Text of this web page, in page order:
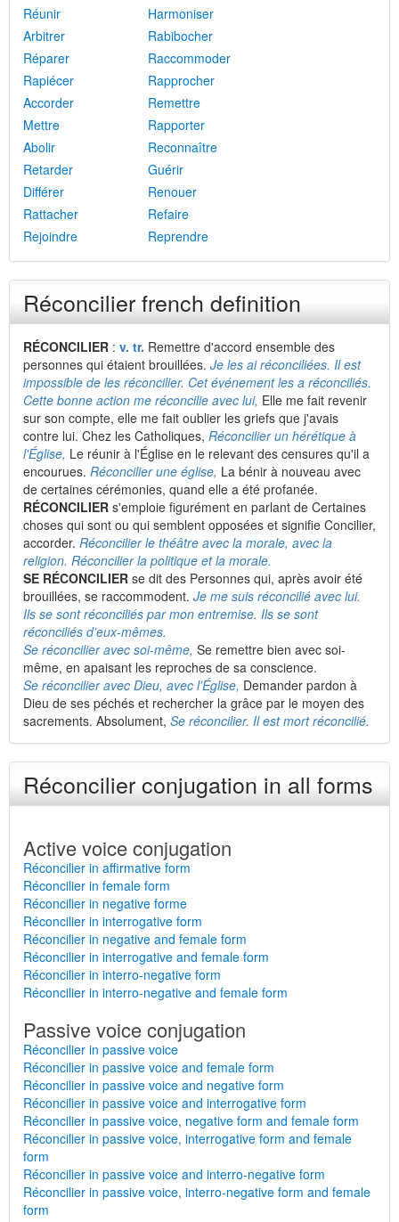
Réunir
Harmoniser
Arbitrer
Rabibocher
Réparer
Raccommoder
Rapiécer
Rapprocher
Accorder
Remettre
Mettre
Rapporter
Abolir
Reconnaître
Retarder
Guérir
Différer
Renouer
Rattacher
Refaire
Rejoindre
Reprendre
Réconcilier french definition
RÉCONCILIER : v. tr. Remettre d'accord ensemble des
personnes qui étaient brouillées. Je les ai réconciliées. Il est
impossible de les réconcilier. Cet événement les a réconciliés.
Cette bonne action me réconcilie avec lui, Elle me fait revenir
sur son compte, elle me fait oublier les griefs que j'avais
contre lui. Chez les Catholiques, Réconcilier un hérétique à
l'Église, Le réunir à l'Église en le relevant des censures qu'il a
encourues. Réconcilier une église, La bénir à nouveau avec
de certaines cérémonies, quand elle a été profanée.
RÉCONCILIER s'emploie figurément en parlant de Certaines
choses qui sont ou qui semblent opposées et signifie Concilier,
accorder. Réconcilier le théâtre avec la morale, avec la
religion. Réconcilier la politique et la morale.
SE RÉCONCILIER se dit des Personnes qui, après avoir été
brouillées, se raccommodent. Je me suis réconcilié avec lui.
Ils se sont réconciliés par mon entremise. Ils se sont
réconciliés d'eux-mêmes.
Se réconcilier avec soi-même, Se remettre bien avec soi-
même, en apaisant les reproches de sa conscience.
Se réconcilier avec Dieu, avec l'Église, Demander pardon à
Dieu de ses péchés et rechercher la grâce par le moyen des
sacrements. Absolument, Se réconcilier. Il est mort réconcilié.
Réconcilier conjugation in all forms
Active voice conjugation
Réconcilier in affirmative form
Réconcilier in female form
Réconcilier in negative forme
Réconcilier in interrogative form
Réconcilier in negative and female form
Réconcilier in interrogative and female form
Réconcilier in interro-negative form
Réconcilier in interro-negative and female form
Passive voice conjugation
Réconcilier in passive voice
Réconcilier in passive voice and female form
Réconcilier in passive voice and negative form
Réconcilier in passive voice and interrogative form
Réconcilier in passive voice, negative form and female form
Réconcilier in passive voice, interrogative form and female
form
Réconcilier in passive voice and interro-negative form
Réconcilier in passive voice, interro-negative form and female
form